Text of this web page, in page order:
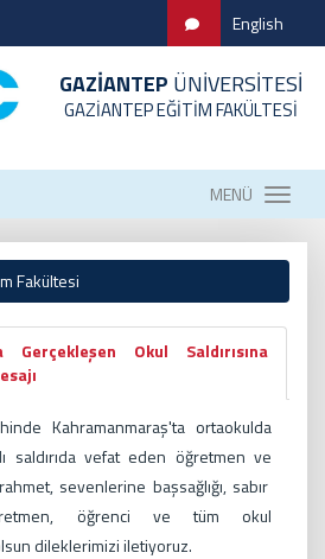
English
GAZİANTEP ÜNİVERSİTESİ
GAZİANTEP EĞİTİM FAKÜLTESİ
MENÜ
Fakültesi
Gerçekleşen Okul Saldırısına
Kahramanmaraş'ta ortaokulda
saldırıda vefat eden öğretmen ve
sevenlerine başsağlığı, sabır
en, öğrenci ve tüm okul
dileklerimizi iletiyoruz.